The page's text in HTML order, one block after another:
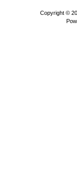
Copyright ©